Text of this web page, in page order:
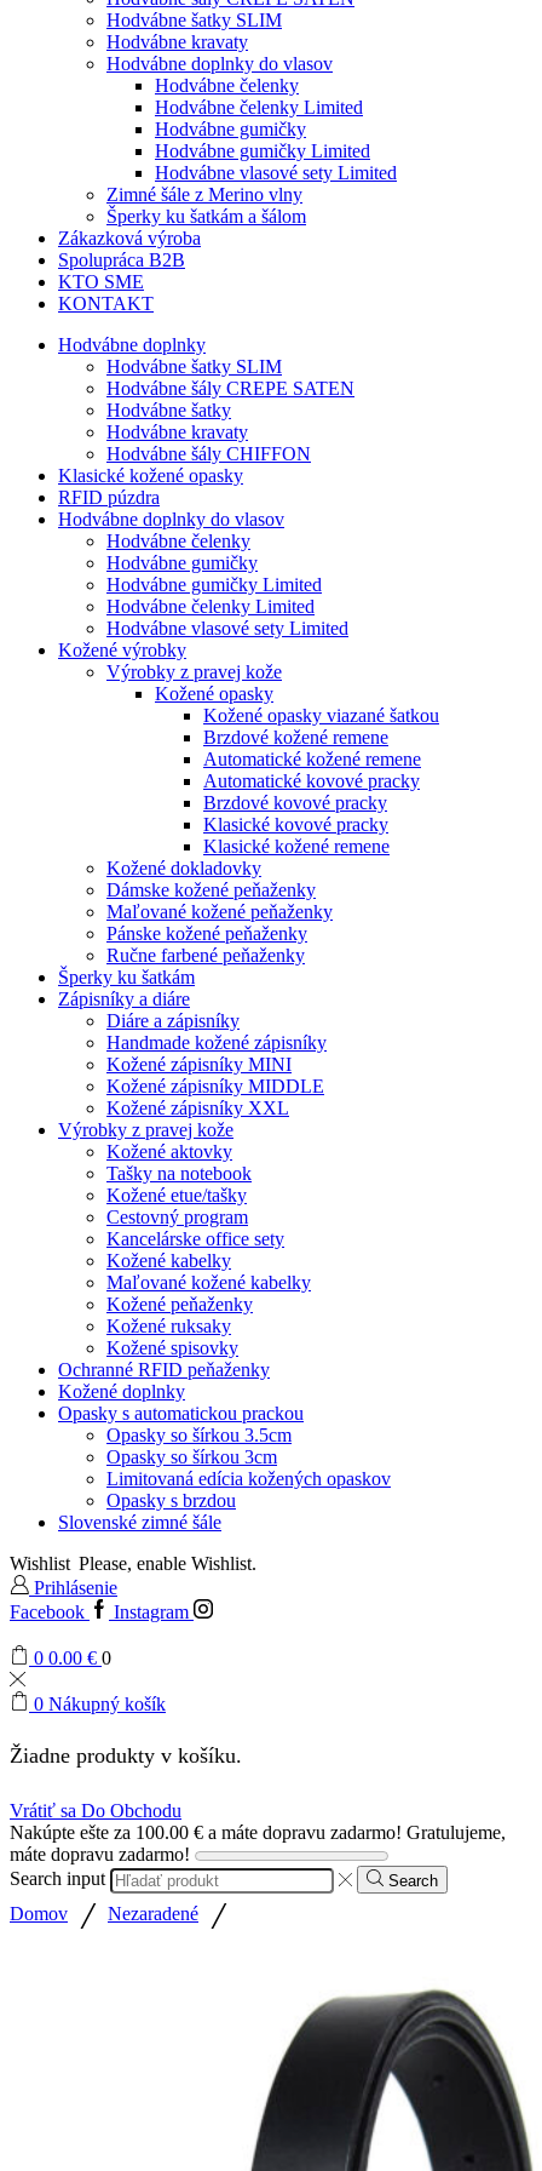
Hodvábne šatky SLIM
Hodvábne kravaty
Hodvábne doplnky do vlasov
Hodvábne čelenky
Hodvábne čelenky Limited
Hodvábne gumičky
Hodvábne gumičky Limited
Hodvábne vlasové sety Limited
Zimné šále z Merino vlny
Šperky ku šatkám a šálom
Zákazková výroba
Spolupráca B2B
KTO SME
KONTAKT
Hodvábne doplnky
Hodvábne šatky SLIM
Hodvábne šály CREPE SATEN
Hodvábne šatky
Hodvábne kravaty
Hodvábne šály CHIFFON
Klasické kožené opasky
RFID púzdra
Hodvábne doplnky do vlasov
Hodvábne čelenky
Hodvábne gumičky
Hodvábne gumičky Limited
Hodvábne čelenky Limited
Hodvábne vlasové sety Limited
Kožené výrobky
Výrobky z pravej kože
Kožené opasky
Kožené opasky viazané šatkou
Brzdové kožené remene
Automatické kožené remene
Automatické kovové pracky
Brzdové kovové pracky
Klasické kovové pracky
Klasické kožené remene
Kožené dokladovky
Dámske kožené peňaženky
Maľované kožené peňaženky
Pánske kožené peňaženky
Ručne farbené peňaženky
Šperky ku šatkám
Zápisníky a diáre
Diáre a zápisníky
Handmade kožené zápisníky
Kožené zápisníky MINI
Kožené zápisníky MIDDLE
Kožené zápisníky XXL
Výrobky z pravej kože
Kožené aktovky
Tašky na notebook
Kožené etue/tašky
Cestovný program
Kancelárske office sety
Kožené kabelky
Maľované kožené kabelky
Kožené peňaženky
Kožené ruksaky
Kožené spisovky
Ochranné RFID peňaženky
Kožené doplnky
Opasky s automatickou prackou
Opasky so šírkou 3.5cm
Opasky so šírkou 3cm
Limitovaná edícia kožených opaskov
Opasky s brzdou
Slovenské zimné šále
Wishlist Please, enable Wishlist.
Prihlásenie
Facebook
Instagram
0 0.00 € 0
0 Nákupný košík
Žiadne produkty v košíku.
Vrátiť sa Do Obchodu
Nakúpte ešte za 100.00 € a máte dopravu zadarmo! Gratulujeme,
máte dopravu zadarmo!
Search input
Search
Domov / Nezaradené /